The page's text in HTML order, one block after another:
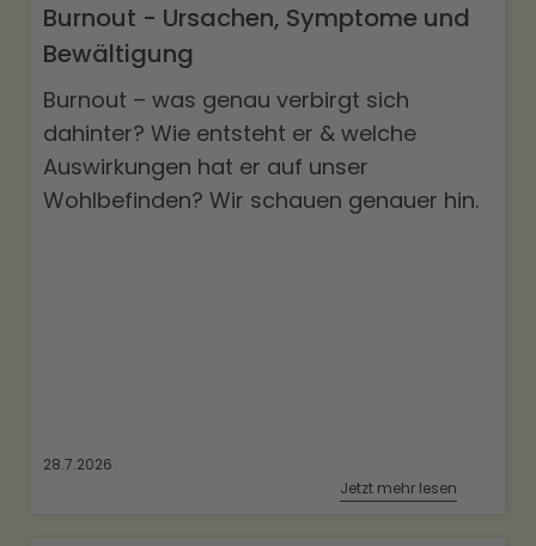
Burnout - Ursachen, Symptome und
Bewältigung
Burnout – was genau verbirgt sich
dahinter? Wie entsteht er & welche
Auswirkungen hat er auf unser
Wohlbefinden? Wir schauen genauer hin.
28.7.2026
Jetzt mehr lesen